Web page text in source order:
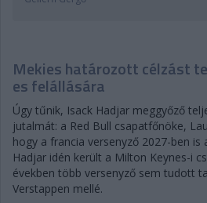
Mekies határozott célzást
es felállására
Úgy tűnik, Isack Hadjar meggyőző
jutalmát: a Red Bull csapatfőnöke,
hogy a francia versenyző 2027-ben is
Hadjar idén került a Milton Keynes-i
években több versenyző sem tudott
Verstappen mellé.